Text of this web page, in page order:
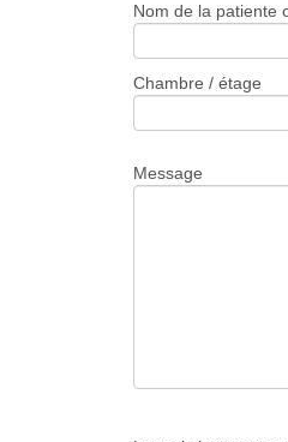
Nom de la patiente
Chambre / étage
Message